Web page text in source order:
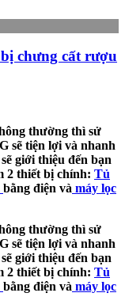
chưng cất rượu
thường thì sử
sẽ tiện lợi và nhanh
giới thiệu đến bạn
2 thiết bị chính: Tủ
bằng điện và máy lọc
thường thì sử
sẽ tiện lợi và nhanh
giới thiệu đến bạn
2 thiết bị chính: Tủ
bằng điện và máy lọc